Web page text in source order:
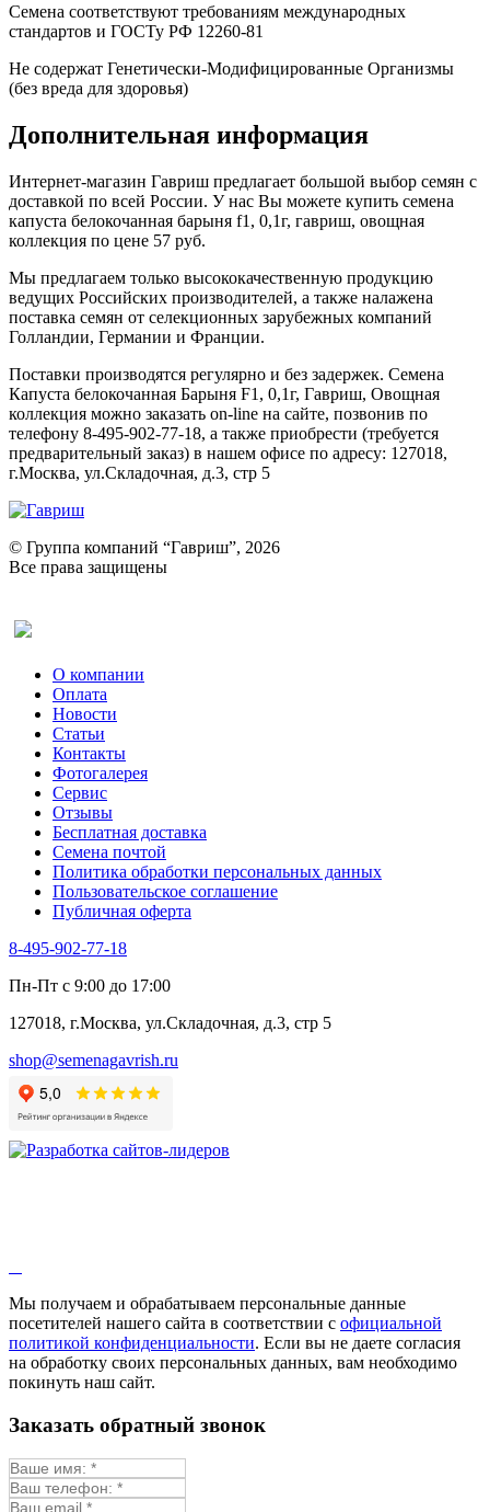
Семена соответствуют требованиям международных
стандартов и ГОСТу РФ 12260-81
Не содержат Генетически-Модифицированные Организмы
(без вреда для здоровья)
Дополнительная информация
Интернет-магазин Гавриш предлагает большой выбор семян с
доставкой по всей России. У нас Вы можете купить семена
капуста белокочанная барыня f1, 0,1г, гавриш, овощная
коллекция по цене 57 руб.
Мы предлагаем только высококачественную продукцию
ведущих Российских производителей, а также налажена
поставка семян от селекционных зарубежных компаний
Голландии, Германии и Франции.
Поставки производятся регулярно и без задержек. Семена
Капуста белокочанная Барыня F1, 0,1г, Гавриш, Овощная
коллекция можно заказать on-line на сайте, позвонив по
телефону 8-495-902-77-18, а также приобрести (требуется
предварительный заказ) в нашем офисе по адресу: 127018,
г.Москва, ул.Складочная, д.3, стр 5
© Группа компаний “Гавриш”, 2026
Все права защищены
О компании
Оплата
Новости
Статьи
Контакты
Фотогалерея​
Сервис
Отзывы
Бесплатная доставка
Семена почтой
Политика обработки персональных данных
Пользовательское соглашение
Публичная оферта
8-495-902-77-18
Пн-Пт с 9:00 до 17:00
127018, г.Москва, ул.Складочная, д.3, стр 5
shop@semenagavrish.ru
Мы получаем и обрабатываем персональные данные
посетителей нашего сайта в соответствии с официальной
политикой конфиденциальности. Если вы не даете согласия
на обработку своих персональных данных, вам необходимо
покинуть наш сайт.
Заказать обратный звонок